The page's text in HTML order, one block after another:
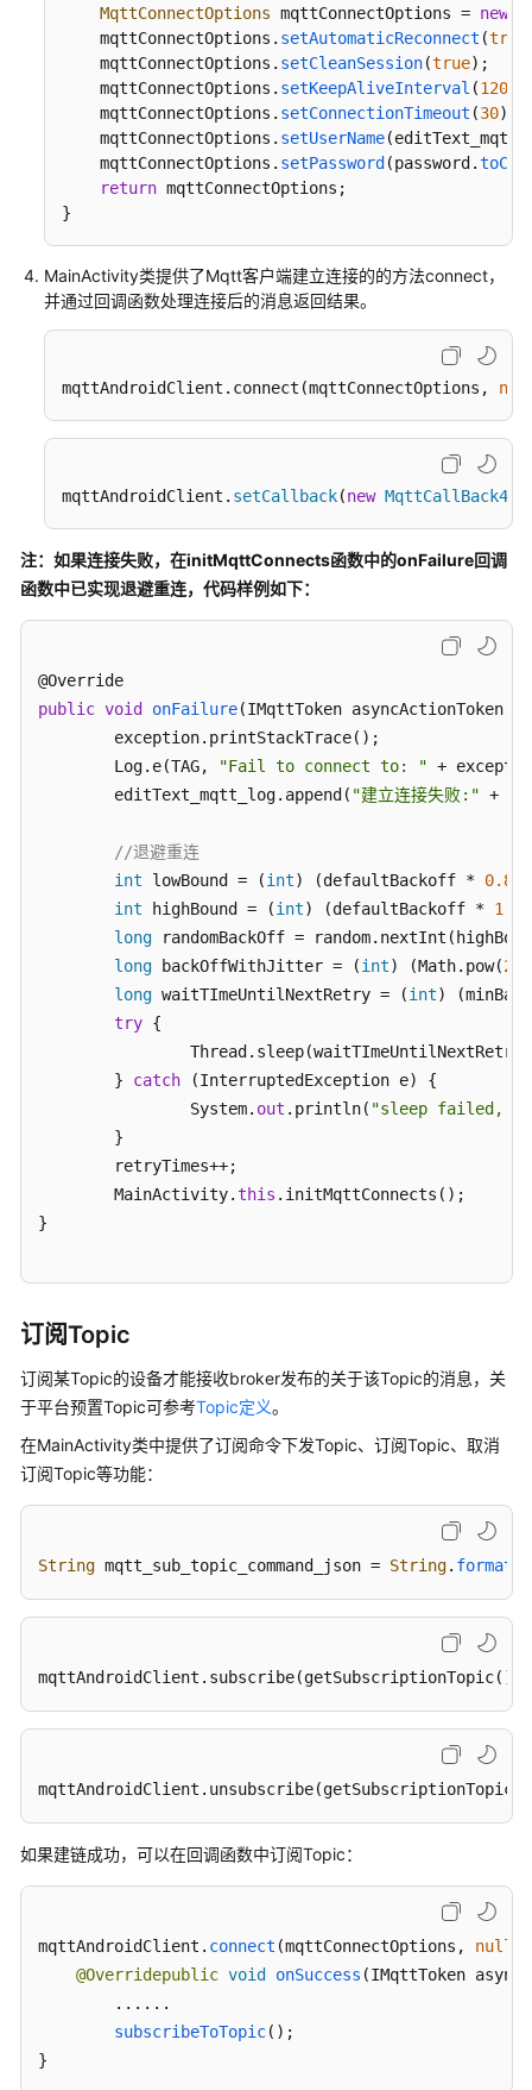
常
见
问
视
频
文
档
通
级
白
皮
书
源
支
区
权
限
MqttConnectOptions mqttConnectOptions = new
    mqttConnectOptions.
setAutomaticReconnect (true
    mqttConnectOptions.
setCleanSession(true);
    mqttConnectOptions.
setKeepAliveInterval (120
    mqttConnectOptions.
setConnectionTimeout (30);
    mqttConnectOptions.
setUserName
    mqttConnectOptions.
setPassword (password.
return mqttConnectOptions;
}
MainActivity类提供了Mqtt客户端建立连接的的方法connect，
并通过回调函数处理连接后的消息返回结果。
mqttAndroidClient.connect(mqttConnectOptions,
mqttAndroidClient. setCallback(new
注：如果连接失败，在initMqttConnects函数中的onFailure回调
函数中已实现退避重连，代码样例如下：
public void onFailure(IMqttToken asyncActionToken,
	Log.e(TAG,
"Fail to connect to: " +
	editText_mqtt_log.append(
"建立连接失败:" +
//退避重连
int lowBound = (int) (defaultBackoff * 0.8
int highBound = (int) (defaultBackoff * 1.2
long randomBackOff =
long backOffWithJitter = (int) (Math.pow(2.0
long waitTImeUntilNextRetry = (int)
try {
	}
catch (InterruptedException e) {
		System.
out .println( "sleep failed,
	MainActivity.
this .initMqttConnects();
}
订阅Topic
订阅某Topic的设备才能接收broker发布的关于该Topic的消息，关
于平台预置Topic可参考Topic定义。
在MainActivity类中提供了订阅命令下发Topic、订阅Topic、取消
订阅Topic等功能：
String mqtt_sub_topic_command_json = String. format
mqttAndroidClient .subscribe
mqttAndroidClient .unsubscribe
如果建链成功，可以在回调函数中订阅Topic：
mqttAndroidClient. connect (mqttConnectOptions, null
@Overridepublic void onSuccess (IMqttToken
        ......
subscribeToTopic();
}